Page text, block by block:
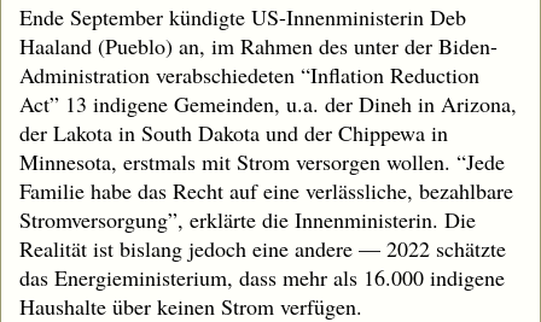
Ende September kündigte US-Innenministerin Deb
Haaland (Pueblo) an, im Rahmen des unter der Biden-
Administration verabschiedeten “Inflation Reduction
Act” 13 indigene Gemeinden, u.a. der Dineh in Arizona,
der Lakota in South Dakota und der Chippewa in
Minnesota, erstmals mit Strom versorgen wollen. “Jede
Familie habe das Recht auf eine verlässliche, bezahlbare
Stromversorgung”, erklärte die Innenministerin. Die
Realität ist bislang jedoch eine andere — 2022 schätzte
das Energieministerium, dass mehr als 16.000 indigene
Haushalte über keinen Strom verfügen.